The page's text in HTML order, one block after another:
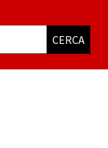
CERCA